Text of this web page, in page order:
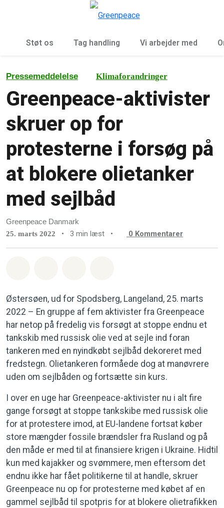
Støt os Tag handling Vi arbejder med
Pressemeddelelse Klimaforandringer
Greenpeace-aktivister
skruer op for
protesterne i forsøg på
at blokere olietanker
med sejlbåd
Greenpeace Danmark
25. marts 2022 • 3 min læst • 0 Kommentarer
Østersøen, ud for Spodsberg, Langeland, 25. marts
2022 – En gruppe af fem aktivister fra Greenpeace
har netop på fredelig vis forsøgt at stoppe endnu et
tankskib med russisk olie ved at sejle ind foran
tankeren med en nyindkøbt sejlbåd dekoreret med
fredstegn. Olietankeren formåede dog at manøvrere
uden om sejlbåden og fortsætte sin kurs.
I over en uge har Greenpeace-aktivister nu i alt fire
gange forsøgt at stoppe tankskibe med russisk olie
for at protestere imod, at EU-landene fortsat køber
store mængder fossile brændsler fra Rusland og på
den måde er med til at finansiere krigen i Ukraine. Hidtil
kun med kajakker og svømmere, men eftersom det
endnu ikke har fået politikerne til at handle, skruer
Greenpeace nu op for protesterne med købet af en
gammel sejlbåd til spotpris for at blokere olietrafikken